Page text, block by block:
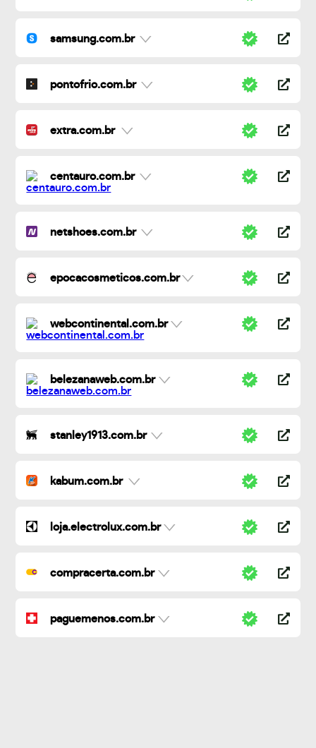
samsung.com.br
pontofrio.com.br
extra.com.br
centauro.com.br
netshoes.com.br
epocacosmeticos.com.br
webcontinental.com.br
belezanaweb.com.br
stanley1913.com.br
kabum.com.br
loja.electrolux.com.br
compracerta.com.br
paguemenos.com.br